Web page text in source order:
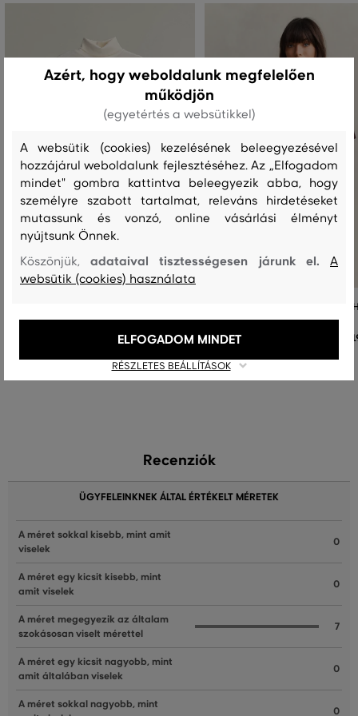
36 990 Ft
Elérhető méretek:
PÓLÓ GANT REG SHIELD SS T-
Elérhető méretek:
Recenziók
ÜGYFELEINKNEK ÁLTAL ÉRTÉKELT MÉRETEK
A méret sokkal kisebb, mint amit
viselek
0
A méret egy kicsit kisebb, mint
amit viselek
0
A méret megegyezik az általam
szokásosan viselt mérettel
7
A méret egy kicsit nagyobb, mint
amit általában viselek
0
A méret sokkal nagyobb, mint
0
Azért, hogy weboldalunk megfelelően
működjön
(egyetértés a websütikkel)
A websütik (cookies) kezelésének beleegyezésével
hozzájárul weboldalunk fejlesztéséhez. Az „Elfogadom
mindet" gombra kattintva beleegyezik abba, hogy
személyre szabott tartalmat, releváns hirdetéseket
mutassunk és vonzó, online vásárlási élményt
nyújtsunk Önnek.
Köszönjük,adataival tisztességesen járunk el.A
websütik (cookies) használata
RÉSZLETES BEÁLLÍTÁSOK
ELFOGADOM MINDET